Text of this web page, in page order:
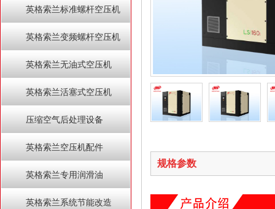
英格索兰标准螺杆空压机
英格索兰变频螺杆空压机
英格索兰无油式空压机
英格索兰活塞式空压机
压缩空气后处理设备
英格索兰空压机配件
英格索兰专用润滑油
英格索兰系统节能改造
规格参数